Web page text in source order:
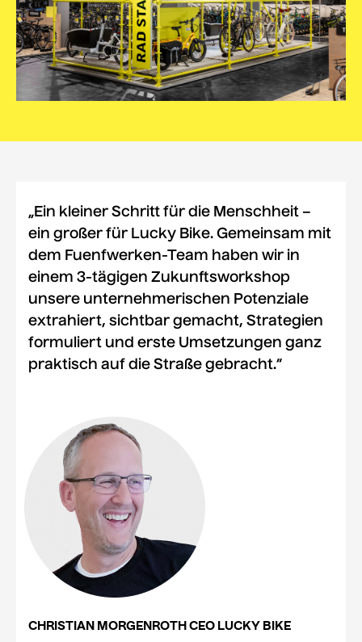
„Ein kleiner Schritt für die Menschheit –
ein großer für Lucky Bike. Gemeinsam mit
dem Fuenfwerken-Team haben wir in
einem 3-tägigen Zukunftsworkshop
unsere unternehmerischen Potenziale
extrahiert, sichtbar gemacht, Strategien
formuliert und erste Umsetzungen ganz
praktisch auf die Straße gebracht.“
CHRISTIAN MORGENROTH CEO LUCKY BIKE